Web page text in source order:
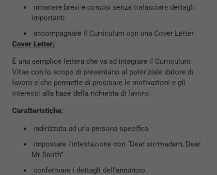
rimanere brevi e concisi senza tralasciare dettagli
importanti
accompagnare il Curriculum con una Cover Letter
Cover Letter:
È una semplice lettera che va ad integrare il Curriculum
Vitae con lo scopo di presentarsi al potenziale datore di
lavoro e che permette di precisare le motivazioni e gli
interessi alla base della richiesta di lavoro.
Caratteristiche:
indirizzata ad una persona specifica
impostare l’intestazione con “Dear sir/madam, Dear
Mr Smith”
confermare i dettagli dell’annuncio